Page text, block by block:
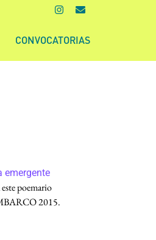
CONVOCATORIAS
emergente
poemario
2015.